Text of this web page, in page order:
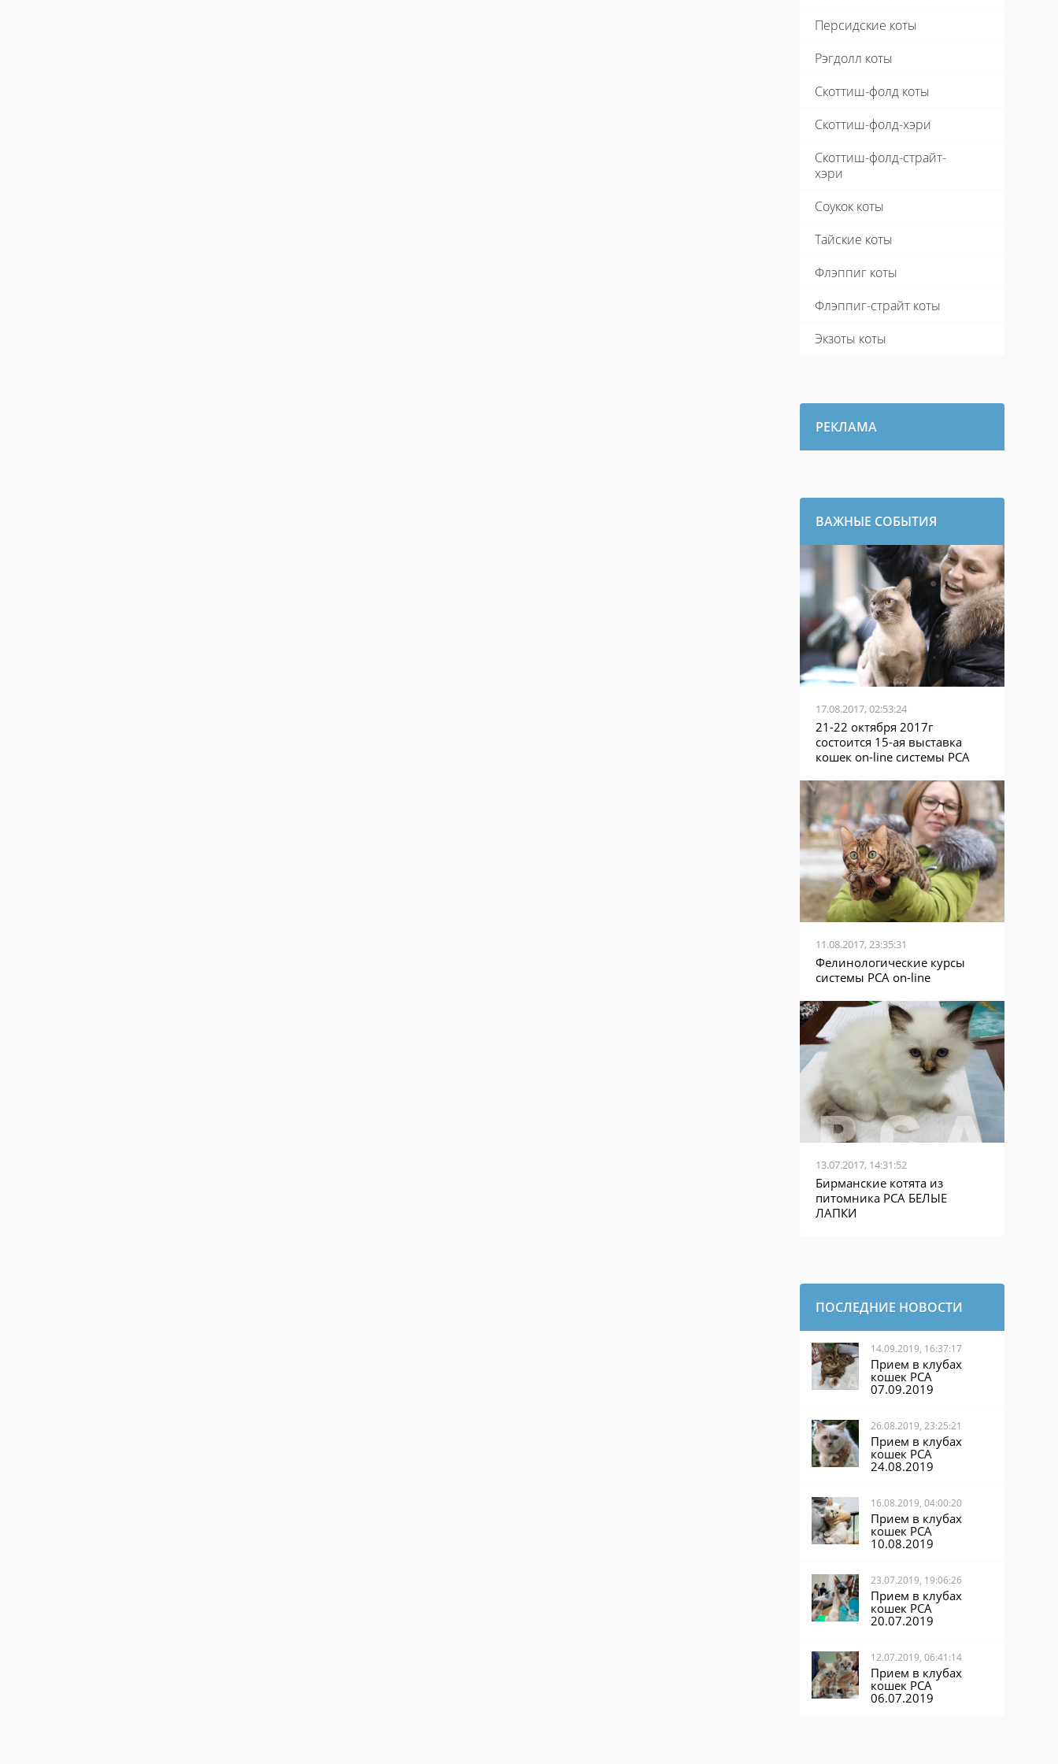
Персидские коты
Рэгдолл коты
Скоттиш-фолд коты
Скоттиш-фолд-хэри
Скоттиш-фолд-страйт-
хэри
Соукок коты
Тайские коты
Флэппиг коты
Флэппиг-страйт коты
Экзоты коты
РЕКЛАМА
ВАЖНЫЕ СОБЫТИЯ
17.08.2017, 02:53:24
21-22 октября 2017г
состоится 15-ая выставка
кошек on-line системы PCA
11.08.2017, 23:35:31
Фелинологические курсы
системы PCA on-line
13.07.2017, 14:31:52
Бирманские котята из
питомника PCA БЕЛЫЕ
ЛАПКИ
ПОСЛЕДНИЕ НОВОСТИ
14.09.2019, 16:37:17
Прием в клубах
кошек PCA
07.09.2019
26.08.2019, 23:25:21
Прием в клубах
кошек PCA
24.08.2019
16.08.2019, 04:00:20
Прием в клубах
кошек PCA
10.08.2019
23.07.2019, 19:06:26
Прием в клубах
кошек PCA
20.07.2019
12.07.2019, 06:41:14
Прием в клубах
кошек PCA
06.07.2019